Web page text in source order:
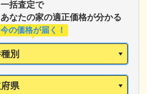
一括査定で
あなたの家の適正価格が分かる
今の価格が届く！